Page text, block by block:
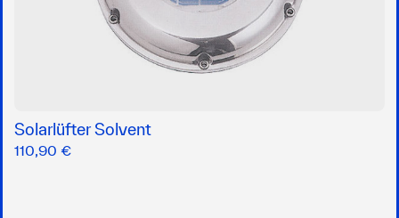
Solarlüfter Solvent
110,90 €